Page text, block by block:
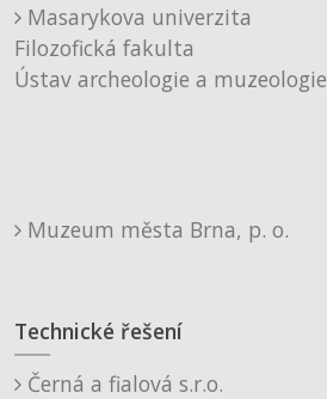
Masarykova univerzita
Filozofická fakulta
Ústav archeologie a muzeologie
Muzeum města Brna, p. o.
Technické řešení
Černá a fialová s.r.o.